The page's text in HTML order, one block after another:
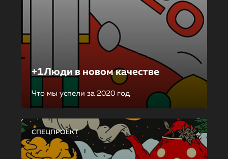
+1Люди в новом качестве
Что мы успели за 2020 год
СПЕЦПРОЕКТ